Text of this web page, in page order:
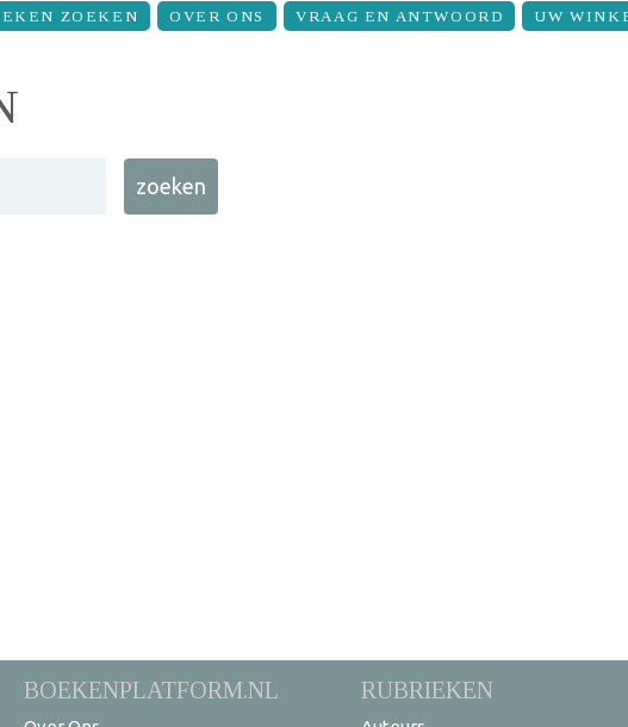
ZOEKEN OVER ONS VRAAG EN ANTWOORD UW
BOEKENPLATFORM.NL RUBRIEKEN